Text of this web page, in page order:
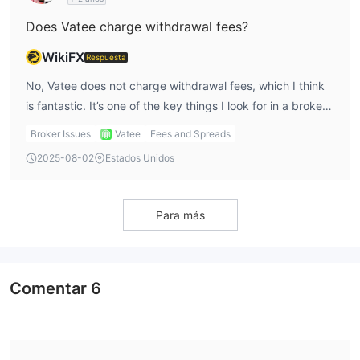
strategies to changing market conditions.
Does Vatee charge withdrawal fees?
WikiFXRespuesta
No, Vatee does not charge withdrawal fees, which I think
is fantastic. It’s one of the key things I look for in a broker.
Many brokers charge a fee every time you withdraw
Vatee, I can avoid that cost, though I still keep an eye on
Broker Issues Vatee
Fees and Spreads
2025-08-02
Estados Unidos
Para más
Comentar 6